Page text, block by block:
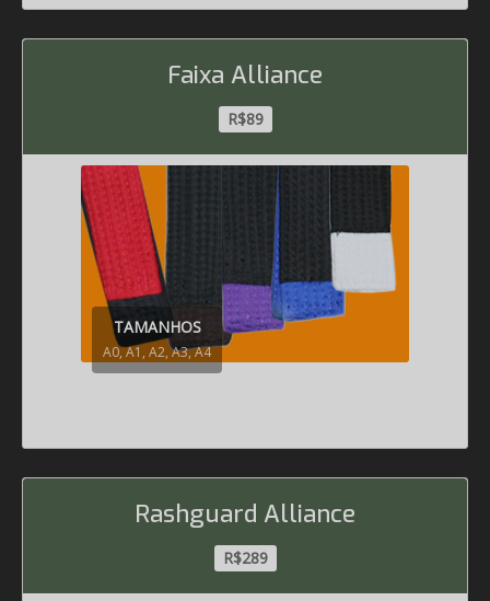
Faixa Alliance
R$89
TAMANHOS
A0, A1, A2, A3, A4
Rashguard Alliance
R$289